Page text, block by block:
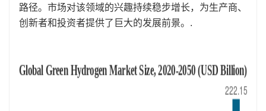
路径。市场对该领域的兴趣持续稳步增长，为生产商、
创新者和投资者提供了巨大的发展前景。.